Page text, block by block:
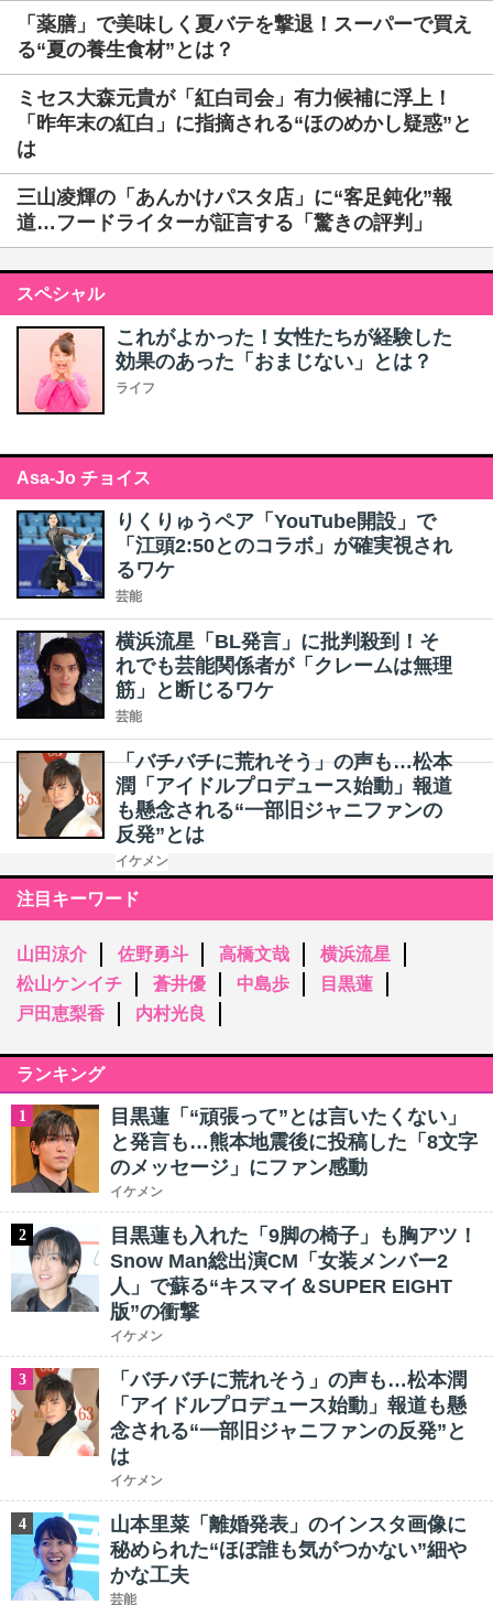
「薬膳」で美味しく夏バテを撃退！スーパーで買え
る“夏の養生食材”とは？
ミセス大森元貴が「紅白司会」有力候補に浮上！
「昨年末の紅白」に指摘される“ほのめかし疑惑”と
は
三山凌輝の「あんかけパスタ店」に“客足鈍化”報
道…フードライターが証言する「驚きの評判」
スペシャル
これがよかった！女性たちが経験した
効果のあった「おまじない」とは？
ライフ
Asa-Jo チョイス
りくりゅうペア「YouTube開設」で
「江頭2:50とのコラボ」が確実視され
るワケ
芸能
横浜流星「BL発言」に批判殺到！そ
れでも芸能関係者が「クレームは無理
筋」と断じるワケ
芸能
「バチバチに荒れそう」の声も…松本
潤「アイドルプロデュース始動」報道
も懸念される“一部旧ジャニファンの
反発”とは
イケメン
注目キーワード
山田涼介 佐野勇斗 高橋文哉
横浜流星
松山ケンイチ
蒼井優 中島歩
目黒蓮
戸田恵梨香
内村光良
ランキング
1
目黒蓮「“頑張って”とは言いたくない」
と発言も…熊本地震後に投稿した「8文字
のメッセージ」にファン感動
イケメン
2
目黒蓮も入れた「9脚の椅子」も胸アツ！
Snow Man総出演CM「女装メンバー2
人」で蘇る“キスマイ＆SUPER EIGHT
版”の衝撃
イケメン
3
「バチバチに荒れそう」の声も…松本潤
「アイドルプロデュース始動」報道も懸
念される“一部旧ジャニファンの反発”と
は
イケメン
4
山本里菜「離婚発表」のインスタ画像に
秘められた“ほぼ誰も気がつかない”細や
かな工夫
芸能